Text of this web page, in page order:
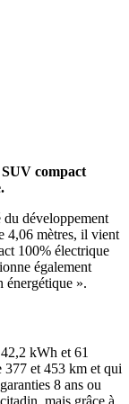
SUV compact
développement
4,06 mètres, il vient
100% électrique
également
énergétique ».
kWh et 61
377 et 453 km et qui
8 ans ou
mais grâce à